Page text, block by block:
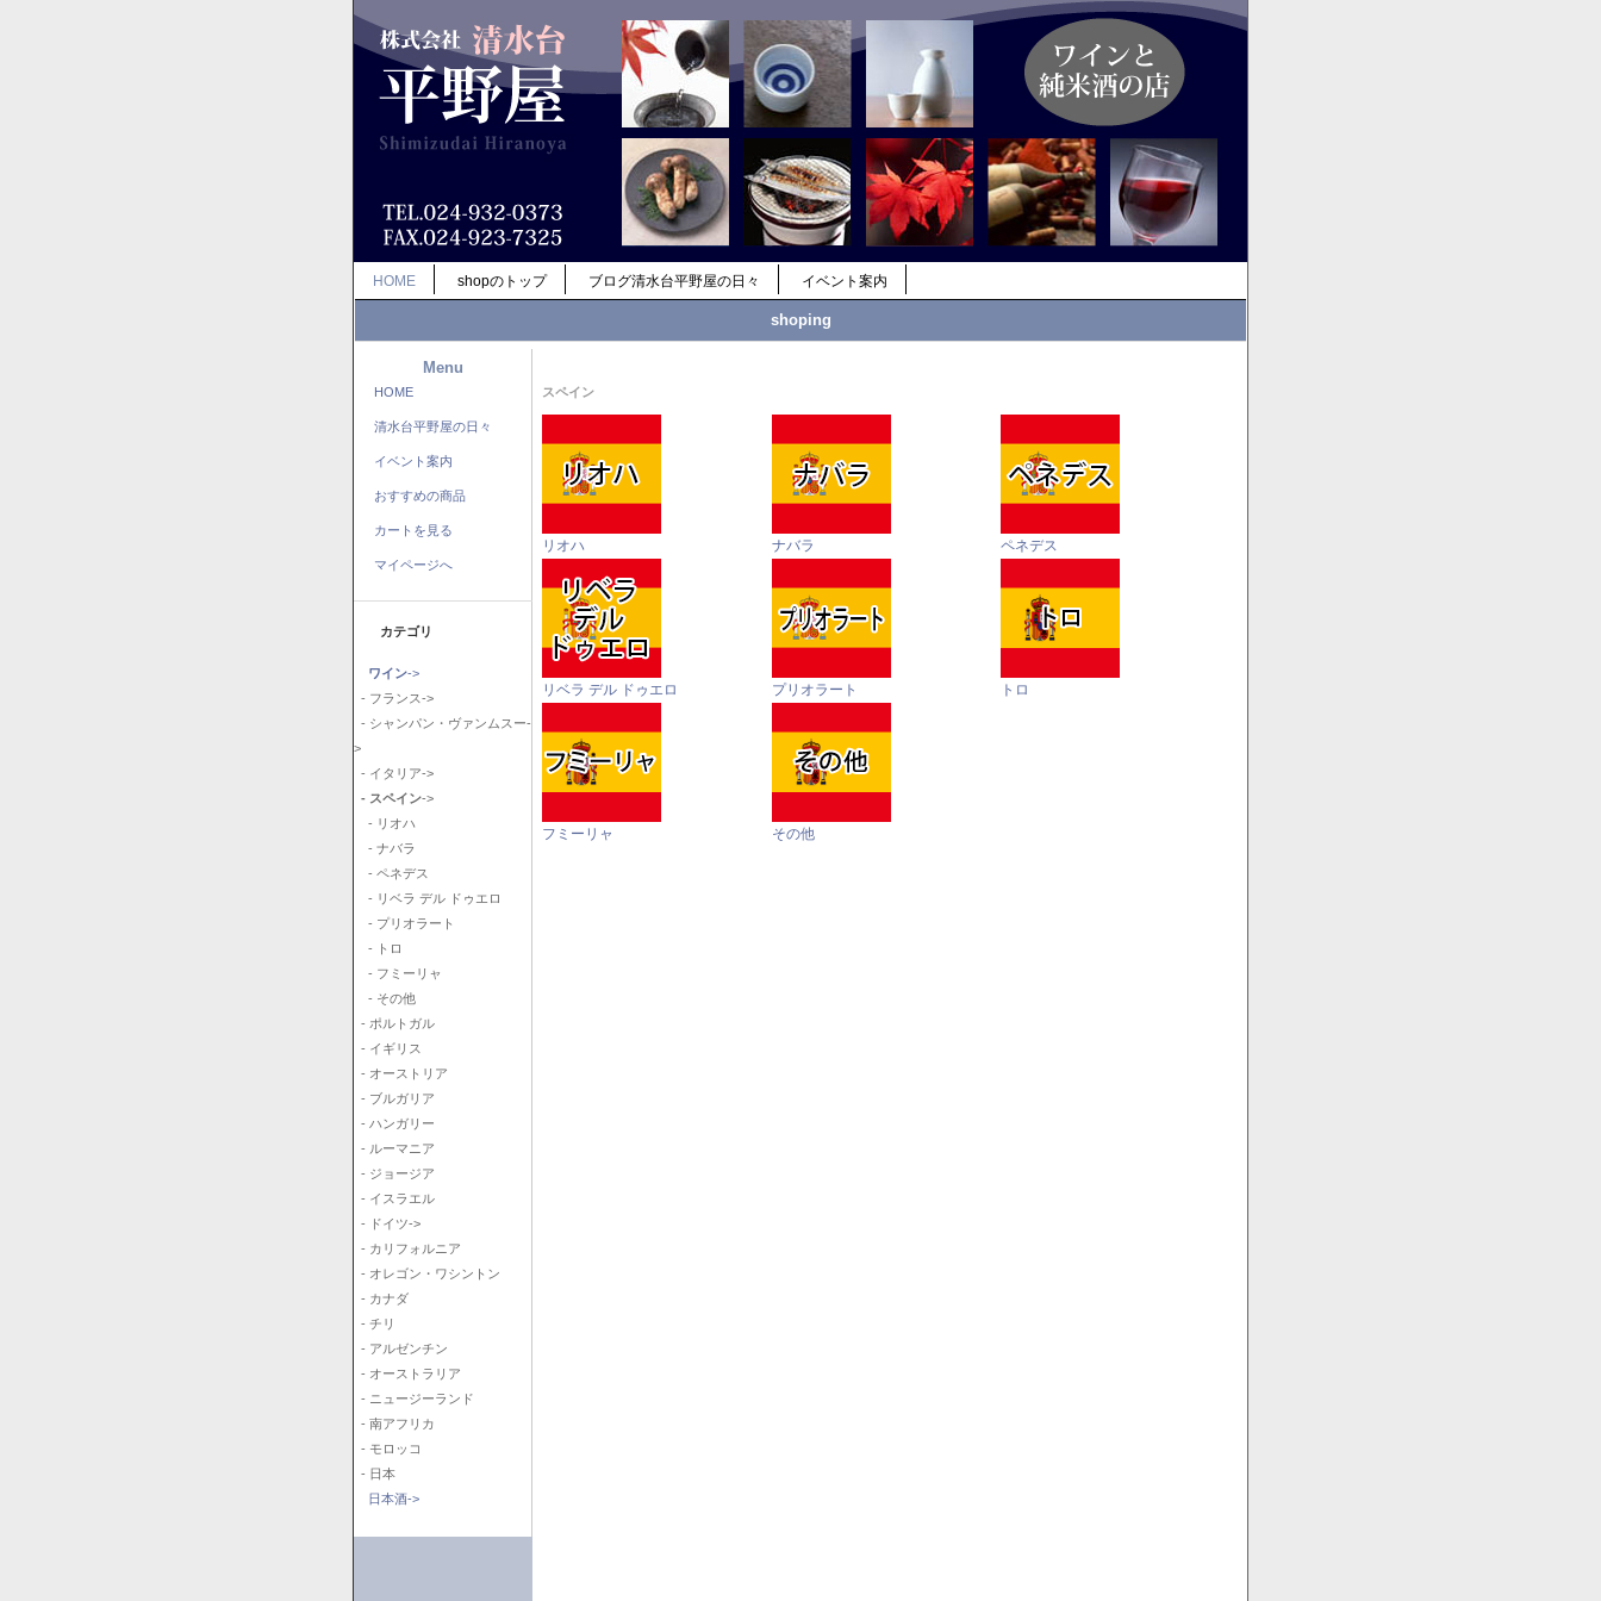
HOME shopのトップ ブログ清水台平野屋の日々 イベント案内
shoping
Menu
HOME
清水台平野屋の日々
イベント案内
おすすめの商品
カートを見る
マイページへ
カテゴリ
ワイン->
- フランス->
- シャンパン・ヴァンムスー-
>
- イタリア->
- スペイン->
- リオハ
- ナバラ
- ペネデス
- リベラ デル ドゥエロ
- プリオラート
- トロ
- フミーリャ
- その他
- ポルトガル
- イギリス
- オーストリア
- ブルガリア
- ハンガリー
- ルーマニア
- ジョージア
- イスラエル
- ドイツ->
- カリフォルニア
- オレゴン・ワシントン
- カナダ
- チリ
- アルゼンチン
- オーストラリア
- ニュージーランド
- 南アフリカ
- モロッコ
- 日本
日本酒->
スペイン
リオハ ナバラ ペネデス
リベラ デル ドゥエロ プリオラート トロ
フミーリャ その他